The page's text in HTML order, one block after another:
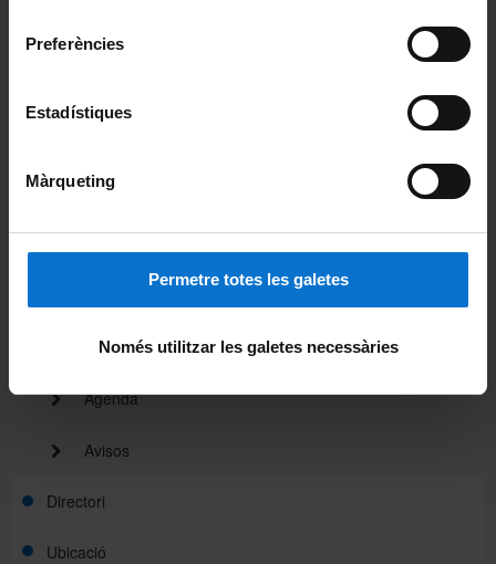
Preferències
Estadístiques
Màrqueting
Permetre totes les galetes
Només utilitzar les galetes necessàries
Membres
Notícies
Agenda
Avisos
Directori
Ubicació
Alumni UB